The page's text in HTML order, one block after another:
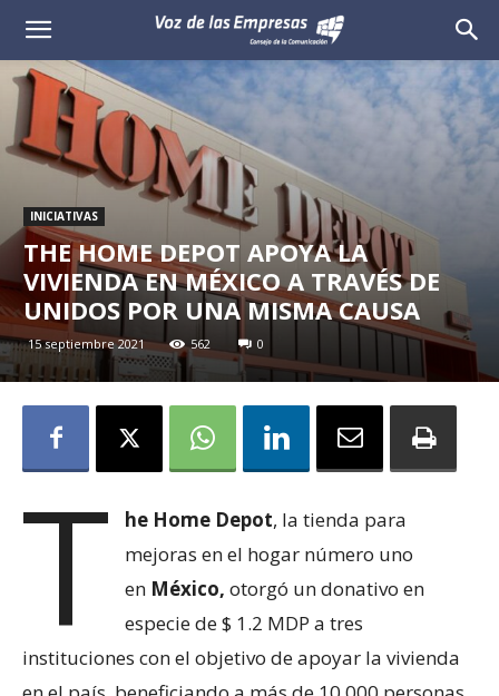
Voz
de
las
INICIATIVAS
THE HOME DEPOT APOYA LA
VIVIENDA EN MÉXICO A TRAVÉS DE
UNIDOS POR UNA MISMA CAUSA
15 septiembre 2021 562 0
T he Home Depot, la tienda para
mejoras en el hogar número uno
en México, otorgó un donativo en
especie de $ 1.2 MDP a tres
instituciones con el objetivo de apoyar la vivienda